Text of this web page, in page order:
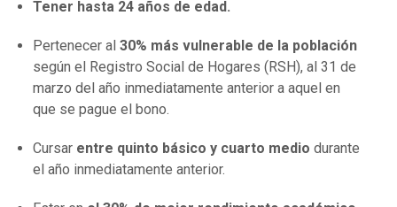
Tener hasta 24 años de edad.
Pertenecer al 30% más vulnerable de la población
según el Registro Social de Hogares (RSH), al 31 de
marzo del año inmediatamente anterior a aquel en
que se pague el bono.
Cursar entre quinto básico y cuarto medio durante
el año inmediatamente anterior.